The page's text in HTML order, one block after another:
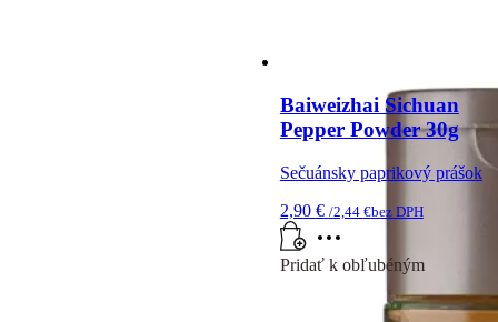
Baiweizhai Sichuan
Pepper Powder 30g
Sečuánsky paprikový prášok
2,90 € /2,44 €bez DPH
Pridať k obľubéným